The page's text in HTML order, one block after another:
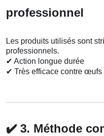
professionnel
Les produits utilisés sont
professionnels.
✔ Action longue durée
✔ Très efficace contre œufs
✔️ 3. Méthode